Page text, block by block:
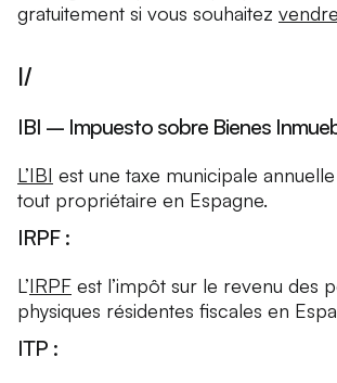
gratuitement si vous souhaitez
I/
IBI – Impuesto sobre Bienes
L’IBI est une taxe municipale
tout propriétaire en Espagne.
IRPF :
L’IRPF est l’impôt sur le revenu des
physiques résidentes fiscales en
ITP :